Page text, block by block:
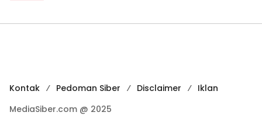
Kontak Pedoman Siber Disclaimer
Iklan
MediaSiber.com @ 2025